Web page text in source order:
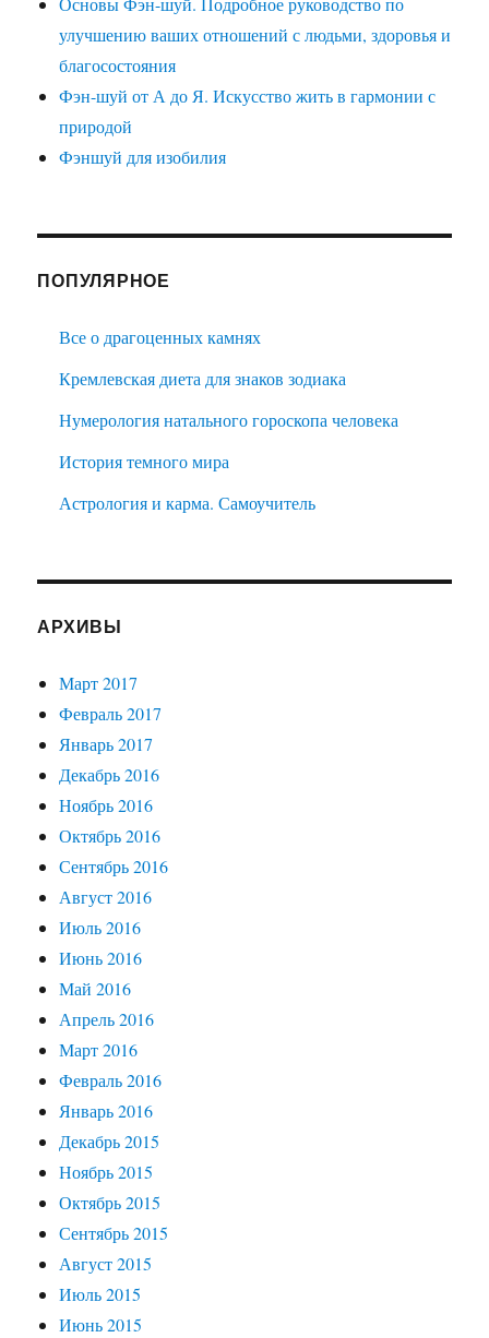
улучшению ваших отношений с людьми, здоровья и
благосостояния
Фэн-шуй от А до Я. Искусство жить в гармонии с
природой
Фэншуй для изобилия
ПОПУЛЯРНОЕ
Все о драгоценных камнях
Кремлевская диета для знаков зодиака
Нумерология натального гороскопа человека
История темного мира
Астрология и карма. Самоучитель
АРХИВЫ
Март 2017
Февраль 2017
Январь 2017
Декабрь 2016
Ноябрь 2016
Октябрь 2016
Сентябрь 2016
Август 2016
Июль 2016
Июнь 2016
Май 2016
Апрель 2016
Март 2016
Февраль 2016
Январь 2016
Декабрь 2015
Ноябрь 2015
Октябрь 2015
Сентябрь 2015
Август 2015
Июль 2015
Июнь 2015